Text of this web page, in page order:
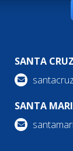
SANTA
SANTA